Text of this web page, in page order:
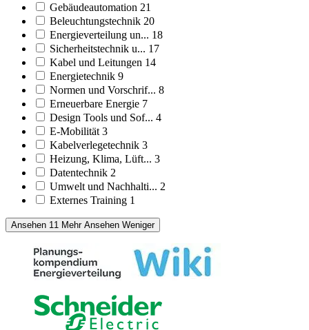
Gebäudeautomation 21
Beleuchtungstechnik 20
Energieverteilung un... 18
Sicherheitstechnik u... 17
Kabel und Leitungen 14
Energietechnik 9
Normen und Vorschrif... 8
Erneuerbare Energie 7
Design Tools und Sof... 4
E-Mobilität 3
Kabelverlegetechnik 3
Heizung, Klima, Lüft... 3
Datentechnik 2
Umwelt und Nachhalti... 2
Externes Training 1
Ansehen 11 Mehr Ansehen Weniger